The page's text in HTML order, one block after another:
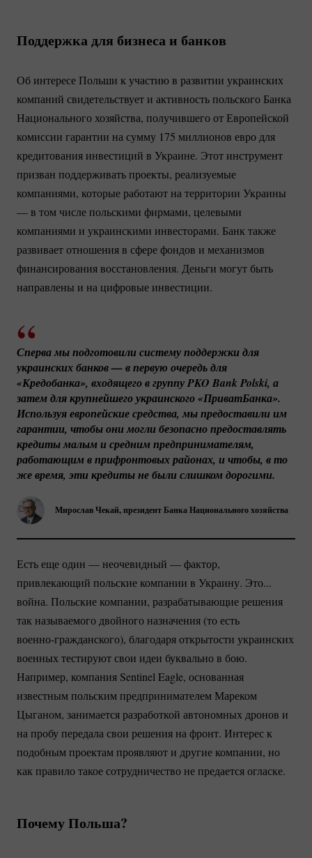
Поддержка для бизнеса и банков
Об интересе Польши к участию в развитии украинских
компаний свидетельствует и активность польского Банка
Национального хозяйства, получившего от Европейской
комиссии гарантии на сумму 175 миллионов евро для
кредитования инвестиций в Украине. Этот инструмент
призван поддерживать проекты, реализуемые
компаниями, которые работают на территории Украины
— в том числе польскими фирмами, целевыми
компаниями и украинскими инвесторами. Банк также
развивает отношения в сфере фондов и механизмов
финансирования восстановления. Деньги могут быть
направлены и на цифровые инвестиции.
Мирослав Чекай, президент Банка Национального хозяйства
Сперва мы подготовили систему поддержки для
украинских банков — в первую очередь для
«Кредобанка», входящего в группу PKO Bank Polski, а
затем для крупнейшего украинского «ПриватБанка».
Используя европейские средства, мы предоставили им
гарантии, чтобы они могли безопасно предоставлять
кредиты малым и средним предпринимателям,
работающим в прифронтовых районах, и чтобы, в то
же время, эти кредиты не были слишком дорогими.
Есть еще один — неочевидный — фактор,
привлекающий польские компании в Украину. Это...
война. Польские компании, разрабатывающие решения
так называемого двойного назначения (то есть
военно-гражданского), благодаря открытости украинских
военных тестируют свои идеи буквально в бою.
Например, компания Sentinel Eagle, основанная
известным польским предпринимателем Мареком
Цыганом, занимается разработкой автономных дронов и
на пробу передала свои решения на фронт. Интерес к
подобным проектам проявляют и другие компании, но
как правило такое сотрудничество не предается огласке.
Почему Польша?